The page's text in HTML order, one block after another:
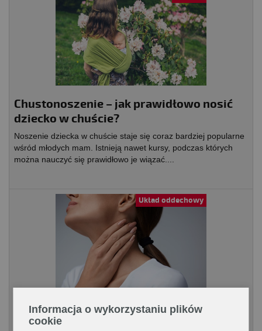
Chustonoszenie – jak prawidłowo nosić
dziecko w chuście?
Noszenie dziecka w chuście staje się coraz bardziej popularne
wśród młodych mam. Istnieją nawet kursy, podczas których
można nauczyć się prawidłowo je wiązać....
Układ oddechowy
Ulga dla podrażnionego gardła
Okres jesienno - zimowy sprzyja zakażeniom w obrębie
Informacja o wykorzystaniu plików
cookie